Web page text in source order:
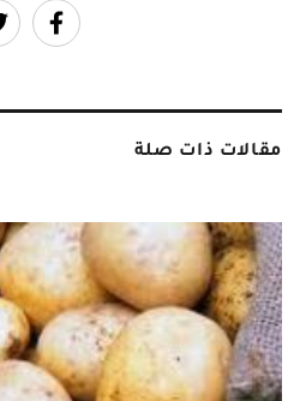
مقالات ذات صلة